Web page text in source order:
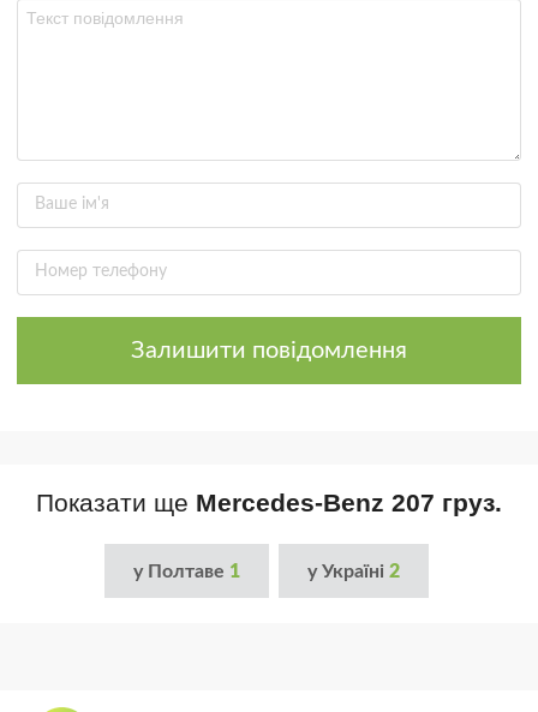
Залишити повідомлення
Показати ще Mercedes-Benz 207 груз.
у Полтаве 1 у Україні 2